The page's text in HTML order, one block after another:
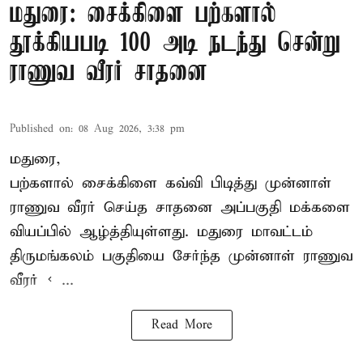
மதுரை: சைக்கிளை பற்களால்
தூக்கியபடி 100 அடி நடந்து சென்று
ராணுவ வீரர் சாதனை
Published on: 08 Aug 2026, 3:38 pm
மதுரை,
பற்களால் சைக்கிளை கவ்வி பிடித்து முன்னாள்
ராணுவ வீரர் செய்த சாதனை அப்பகுதி மக்களை
வியப்பில் ஆழ்த்தியுள்ளது. மதுரை மாவட்டம்
திருமங்கலம் பகுதியை சேர்ந்த முன்னாள் ராணுவ
வீரர் < ...
Read More